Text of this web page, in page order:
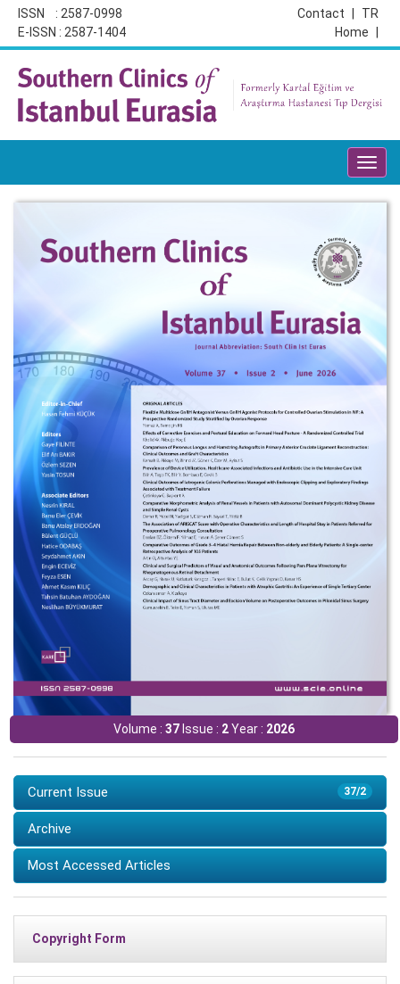
ISSN : 2587-0998
E-ISSN : 2587-1404
TR
Contact
Home
Volume : 37Issue : 2Year : 2026
37/2
Current Issue
Archive
Most Accessed Articles
Copyright Form